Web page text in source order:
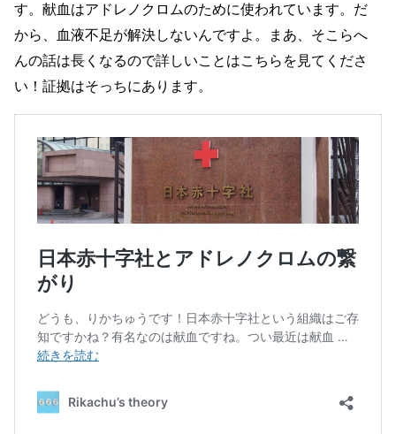
す。献血はアドレノクロムのために使われています。だ
から、血液不足が解決しないんですよ。まあ、そこらへ
んの話は長くなるので詳しいことはこちらを見てくださ
い！証拠はそっちにあります。